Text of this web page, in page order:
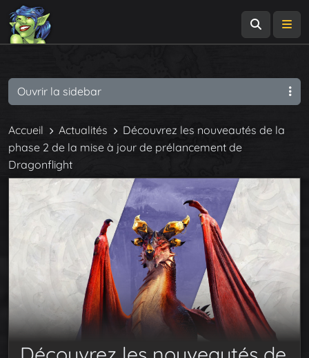
Accueil Actualités
Découvrez les nouveautés de la
phase 2 de la mise à jour de prélancement de
Dragonflight
Ouvrir la sidebar